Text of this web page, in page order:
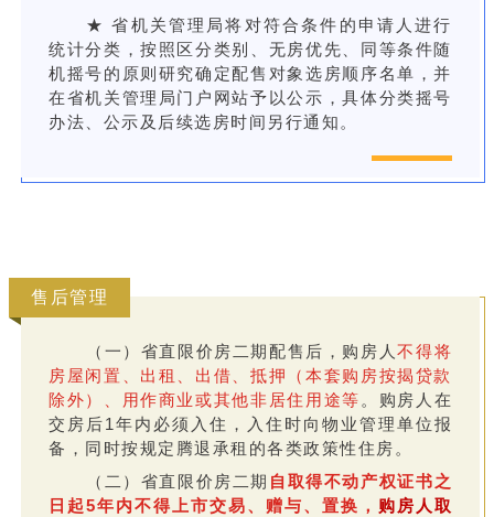
★ 省机关管理局将对符合条件的申请人进行
统计分类，按照区分类别、无房优先、同等条件随
机摇号的原则研究确定配售对象选房顺序名单，并
在省机关管理局门户网站予以公示，具体分类摇号
办法、公示及后续选房时间另行通知。
售后管理
（一）省直限价房二期配售后，购房人不得将
房屋闲置、出租、出借、抵押（本套购房按揭贷款
除外）、用作商业或其他非居住用途等 。购房人在
交房后1年内必须入住，入住时向物业管理单位报
备，同时按规定腾退承租的各类政策性住房。
（二）省直限价房二期 自取得不动产权证书之
日起5年内不得上市交易、赠与、置换， 购房人取